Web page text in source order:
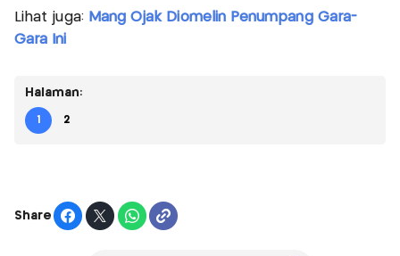
Lihat juga: Mang Ojak Diomelin Penumpang Gara-
Gara Ini
Halaman:
1 2
Share